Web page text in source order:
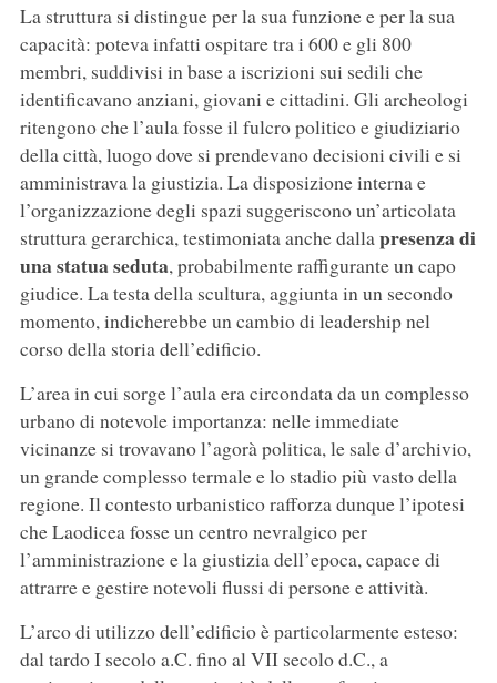
La struttura si distingue per la sua funzione e per la sua
capacità: poteva infatti ospitare tra i 600 e gli 800
membri, suddivisi in base a iscrizioni sui sedili che
identificavano anziani, giovani e cittadini. Gli archeologi
ritengono che l’aula fosse il fulcro politico e giudiziario
della città, luogo dove si prendevano decisioni civili e si
amministrava la giustizia. La disposizione interna e
l’organizzazione degli spazi suggeriscono un’articolata
struttura gerarchica, testimoniata anche dalla presenza di
una statua seduta, probabilmente raffigurante un capo
giudice. La testa della scultura, aggiunta in un secondo
momento, indicherebbe un cambio di leadership nel
corso della storia dell’edificio.
L’area in cui sorge l’aula era circondata da un complesso
urbano di notevole importanza: nelle immediate
vicinanze si trovavano l’agorà politica, le sale d’archivio,
un grande complesso termale e lo stadio più vasto della
regione. Il contesto urbanistico rafforza dunque l’ipotesi
che Laodicea fosse un centro nevralgico per
l’amministrazione e la giustizia dell’epoca, capace di
attrarre e gestire notevoli flussi di persone e attività.
L’arco di utilizzo dell’edificio è particolarmente esteso:
dal tardo I secolo a.C. fino al VII secolo d.C., a